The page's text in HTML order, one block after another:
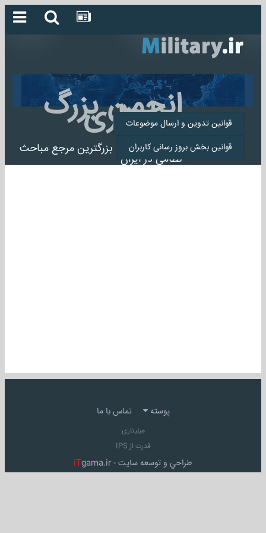
انجمن بزرگ
میلیتاری
انجمن میلیتاری بزرگترین مرجع مباحث
نظامی در ایران
قوانین تدوین و ارسال موضوعات
قوانین بخش بروز رسانی کاربران
پوسته تماس با ما
میلیتاری
قدرت از IPS
طراحي و توسعه سايت - iTgama.ir